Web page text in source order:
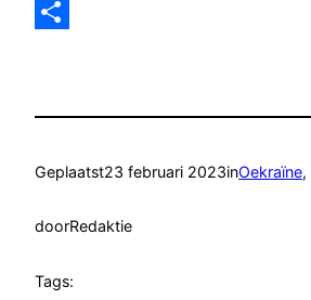
Email
Geplaatst23 februari 2023inOekraïne,
doorRedaktie
Tags: